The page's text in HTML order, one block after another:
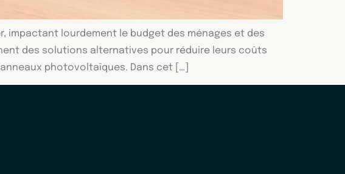
impactant lourdement le budget des ménages et des
des solutions alternatives pour réduire leurs coûts
photovoltaïques. Dans cet […]